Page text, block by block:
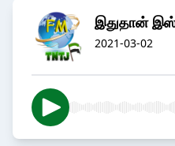
இதுதான்
2021-03-02